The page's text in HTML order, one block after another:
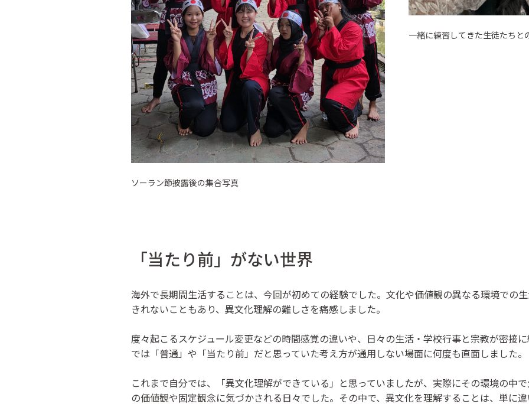
ソーラン節披露後の集合写真
一緒に練習してきた生徒たちと
「当たり前」がない世界
海外で長期間生活することは、今回が初めての経験でした。文化や価値観の異なる環境での
きれないこともあり、異文化理解の難しさを痛感しました。
度々起こるスケジュール変更などの時間感覚の違いや、日々の生活・学校行事と宗教が密接
では「普通」や「当たり前」だと思っていた考え方が通用しない場面に何度も直面しました。
これまで自分では、「異文化理解ができている」と思っていましたが、実際にその環境の中
の価値観や固定観念に気づかされる日々でした。その中で、異文化を理解することは、単に